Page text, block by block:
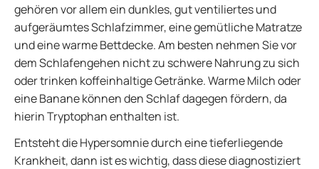
gehören vor allem ein dunkles, gut ventiliertes und
aufgeräumtes Schlafzimmer, eine gemütliche Matratze
und eine warme Bettdecke. Am besten nehmen Sie vor
dem Schlafengehen nicht zu schwere Nahrung zu sich
oder trinken koffeinhaltige Getränke. Warme Milch oder
eine Banane können den Schlaf dagegen fördern, da
hierin Tryptophan enthalten ist.
Entsteht die Hypersomnie durch eine tieferliegende
Krankheit, dann ist es wichtig, dass diese diagnostiziert